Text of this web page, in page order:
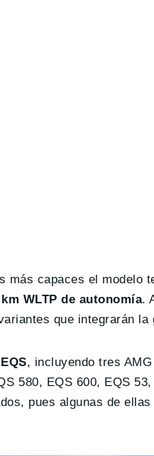
capaces el modelo
WLTP de autonomía.
que integrarán la
, incluyendo tres
580, EQS 600, EQS
pues algunas de